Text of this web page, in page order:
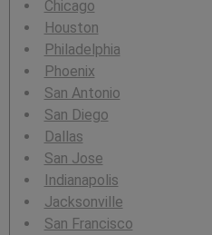
Chicago
Houston
Philadelphia
Phoenix
San Antonio
San Diego
Dallas
San Jose
Indianapolis
Jacksonville
San Francisco